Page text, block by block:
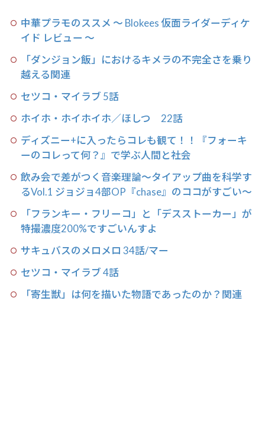
中華プラモのススメ 〜 Blokees 仮面ライダーディケ
イド レビュー 〜
「ダンジョン飯」におけるキメラの不完全さを乗り
越える関連
セツコ・マイラブ 5話
ホイホ・ホイホイホ／ほしつ 22話
ディズニー+に入ったらコレも観て！！『フォーキ
ーのコレって何？』で学ぶ人間と社会
飲み会で差がつく音楽理論〜タイアップ曲を科学す
るVol.1 ジョジョ4部OP『chase』のココがすごい〜
「フランキー・フリーコ」と「デスストーカー」が
特撮濃度200%ですごいんすよ
サキュバスのメロメロ 34話/マー
セツコ・マイラブ 4話
「寄生獣」は何を描いた物語であったのか？関連